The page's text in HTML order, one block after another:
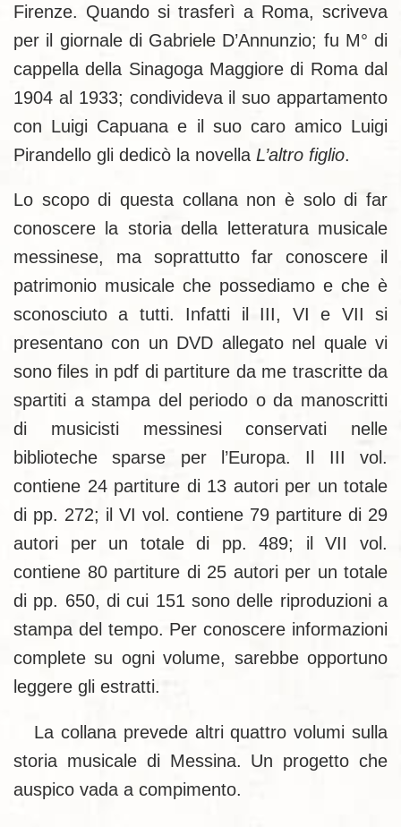
Firenze. Quando si trasferì a Roma, scriveva
per il giornale di Gabriele D’Annunzio; fu M° di
cappella della Sinagoga Maggiore di Roma dal
1904 al 1933; condivideva il suo appartamento
con Luigi Capuana e il suo caro amico Luigi
Pirandello gli dedicò la novella L’altro figlio.
Lo scopo di questa collana non è solo di far
conoscere la storia della letteratura musicale
messinese, ma soprattutto far conoscere il
patrimonio musicale che possediamo e che è
sconosciuto a tutti. Infatti il III, VI e VII si
presentano con un DVD allegato nel quale vi
sono files in pdf di partiture da me trascritte da
spartiti a stampa del periodo o da manoscritti
di musicisti messinesi conservati nelle
biblioteche sparse per l’Europa. Il III vol.
contiene 24 partiture di 13 autori per un totale
di pp. 272; il VI vol. contiene 79 partiture di 29
autori per un totale di pp. 489; il VII vol.
contiene 80 partiture di 25 autori per un totale
di pp. 650, di cui 151 sono delle riproduzioni a
stampa del tempo. Per conoscere informazioni
complete su ogni volume, sarebbe opportuno
leggere gli estratti.
La collana prevede altri quattro volumi sulla
storia musicale di Messina. Un progetto che
auspico vada a compimento.